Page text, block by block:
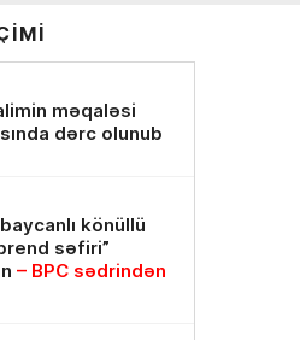
məqaləsi
dərc olunub
könüllü
səfiri”
– BPC sədrindən